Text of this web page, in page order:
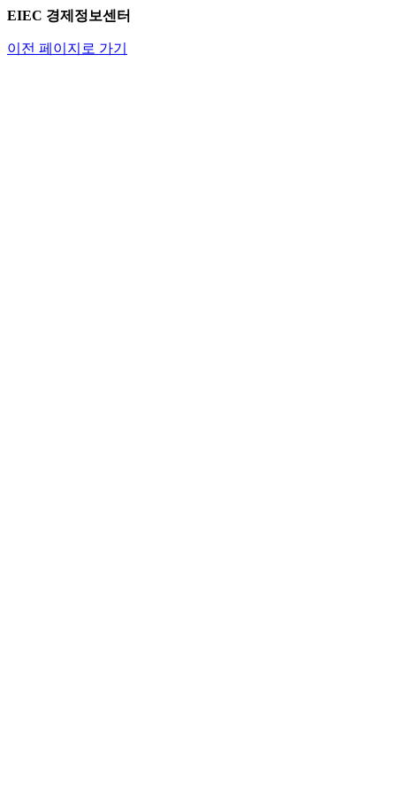
EIEC 경제정보센터
이전 페이지로 가기